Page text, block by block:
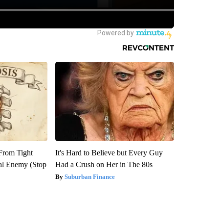
Tight
Enemy (Stop
It's Hard to Believe but Every Guy
Had a Crush on Her in The 80s
Suburban Finance